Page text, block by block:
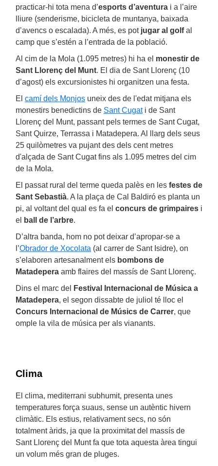
practicar-hi tota mena d’esports d’aventura i a l’aire
lliure (senderisme, bicicleta de muntanya, baixada
d’avencs o escalada). A més, es pot jugar al golfal
camp que s’estén a l’entrada de la població.
Al cim de la Mola (1.095 metres) hi ha el monestir de
Sant Llorenç del Munt. El dia de Sant Llorenç (10
d’agost) els excursionistes hi organitzen una festa.
El camí dels Monjos uneix des de l'edat mitjana els
monestirs benedictins de Sant Cugati de Sant
Llorenç del Munt, passant pels termes de Sant Cugat,
Sant Quirze, Terrassa i Matadepera. Al llarg dels seus
25 quilòmetres va pujant des dels cent metres
d'alçada de Sant Cugat fins als 1.095 metres del cim
de la Mola.
El passat rural del terme queda palès en les festes de
Sant Sebastià. A la plaça de Cal Baldiró es planta un
pi, al voltant del qual es fa el concurs de grimpaires i
el
ball de l’arbre.
D’altra banda, hom no pot deixar d’apropar-se a
l’Obrador de Xocolata (al carrer de Sant Isidre), on
s’elaboren artesanalment els bombons de
Matadepera amb flaires del massís de Sant Llorenç.
Dins el marc del
Festival Internacional de Música a
Matadepera, el segon dissabte de juliol té lloc el
Concurs Internacional de Músics de Carrer, que
omple la vila de música per als vianants.
Clima
El clima, mediterrani subhumit, presenta unes
temperatures força suaus, sense un autèntic hivern
climàtic. Els estius, relativament secs, no són
totalment àrids, ja que la proximitat del massís de
Sant Llorenç del Munt fa que tota aquesta àrea tingui
un volum més gran de pluges.